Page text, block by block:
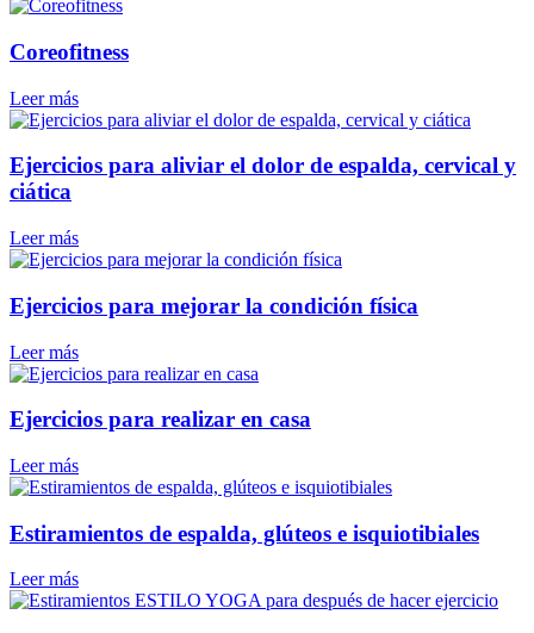
Coreofitness
Leer más
Ejercicios para aliviar el dolor de espalda, cervical y
ciática
Leer más
Ejercicios para mejorar la condición física
Leer más
Ejercicios para realizar en casa
Leer más
Estiramientos de espalda, glúteos e isquiotibiales
Leer más